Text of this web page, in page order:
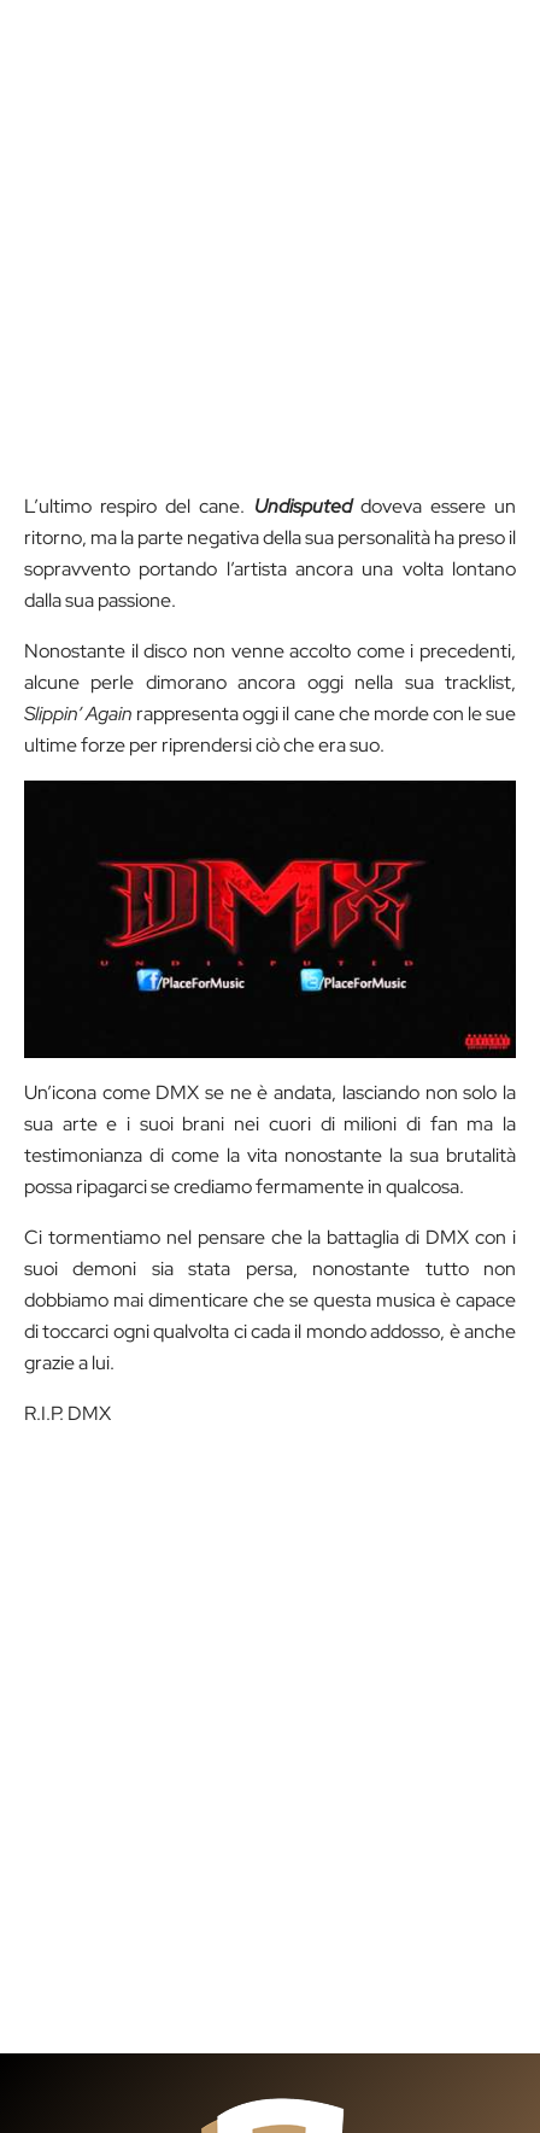
L’ultimo respiro del cane. Undisputeddoveva essere un
ritorno, ma la parte negativa della sua personalità ha preso il
sopravvento portando l’artista ancora una volta lontano
dalla sua passione.
Nonostante il disco non venne accolto come i precedenti,
alcune perle dimorano ancora oggi nella sua tracklist,
Slippin’ Again rappresenta oggi il cane che morde con le sue
ultime forze per riprendersi ciò che era suo.
Un’icona come DMX se ne è andata, lasciando non solo la
sua arte e i suoi brani nei cuori di milioni di fan ma la
testimonianza di come la vita nonostante la sua brutalità
possa ripagarci se crediamo fermamente in qualcosa.
Ci tormentiamo nel pensare che la battaglia di DMX con i
suoi demoni sia stata persa, nonostante tutto non
dobbiamo mai dimenticare che se questa musica è capace
di toccarci ogni qualvolta ci cada il mondo addosso, è anche
grazie a lui.
R.I.P. DMX